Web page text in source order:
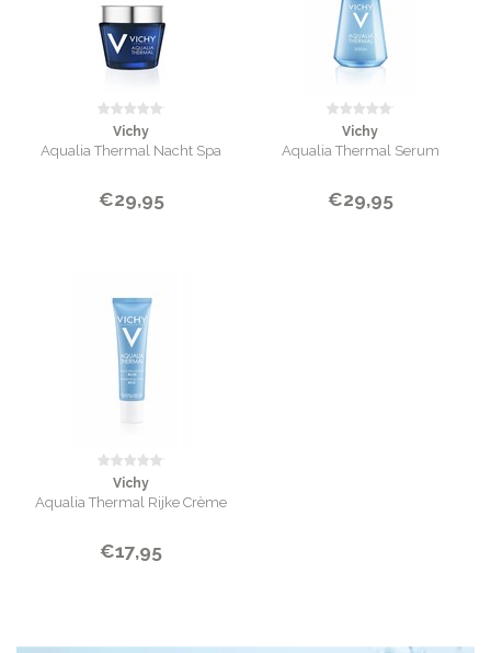
Vichy
Aqualia Thermal Nacht Spa
€29,95
Vichy
Aqualia Thermal Serum
€29,95
Vichy
Aqualia Thermal Rijke Crème
€17,95